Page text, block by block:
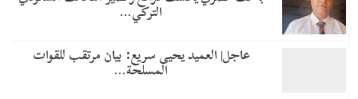
التركي…
عاجل| العميد يحيى سريع: بيان مرتقب للقوات
المسلحة…